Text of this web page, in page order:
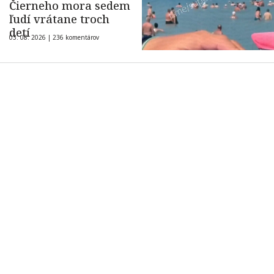
Čierneho mora sedem
ľudí vrátane troch
detí
03. 08. 2026 | 236 komentárov